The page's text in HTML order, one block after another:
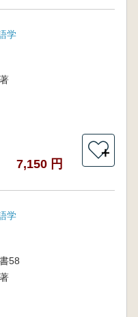
学
7,150 円
＋
学
58